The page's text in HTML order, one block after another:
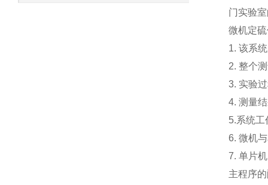
门实验
微机定
1. 该系
2. 整个
3. 实验
4. 测量
5.系统
6. 微机
7. 单片
主程序